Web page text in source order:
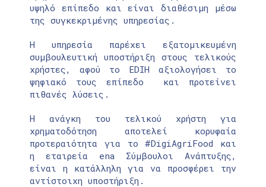
υψηλό επίπεδο και είναι διαθέσιμη μέσω
της συγκεκριμένης υπηρεσίας.
Η υπηρεσία παρέχει εξατομικευμένη
συμβουλευτική υποστήριξη στους τελικούς
χρήστες, αφού το EDIH αξιολογήσει το
ψηφιακό τους επίπεδο και προτείνει
πιθανές λύσεις.
Η ανάγκη του τελικού χρήστη για
χρηματοδότηση αποτελεί κορυφαία
προτεραιότητα για το #DigiAgriFood και
η εταιρεία ena Σύμβουλοι Ανάπτυξης,
είναι η κατάλληλη για να προσφέρει την
αντίστοιχη υποστήριξη.